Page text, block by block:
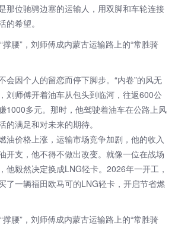
那位驰骋边塞的运输人，用双脚和车轮连接
的希望。
会因个人的留恋而停下脚步。“内卷”的风无
刘师傅开着油车从包头到临河，往返600公
1000多元。那时，他驾驶着油车在公路上风
满足和对未来的期待。
油价格上涨，运输市场竞争加剧，他的收入
开支，他不得不做出改变。就像一位在战场
他毅然决定换成LNG轻卡。2026年一开工，
了一辆福田欧马可的LNG轻卡，开启节省燃